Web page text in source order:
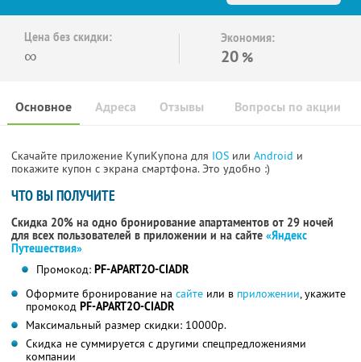
Цена без скидки:
∞
Экономия:
20 %
Основное Отзывы Вопросы по акции
Адреса
Скачайте приложение КупиКупона для IOS или Android и
покажите купон с экрана смартфона. Это удобно :)
ЧТО ВЫ ПОЛУЧИТЕ
Скидка 20% на одно бронирование апартаментов от 29 ночей
для всех пользователей в приложении и на сайте «Яндекс
Путешествия»
Промокод: PF-APART2O-CIADR
Оформите бронирование на сайте или в приложении, укажите
промокод PF-APART2O-CIADR
Максимальный размер скидки: 10000р.
Скидка не суммируется с другими спецпредложениями
компании